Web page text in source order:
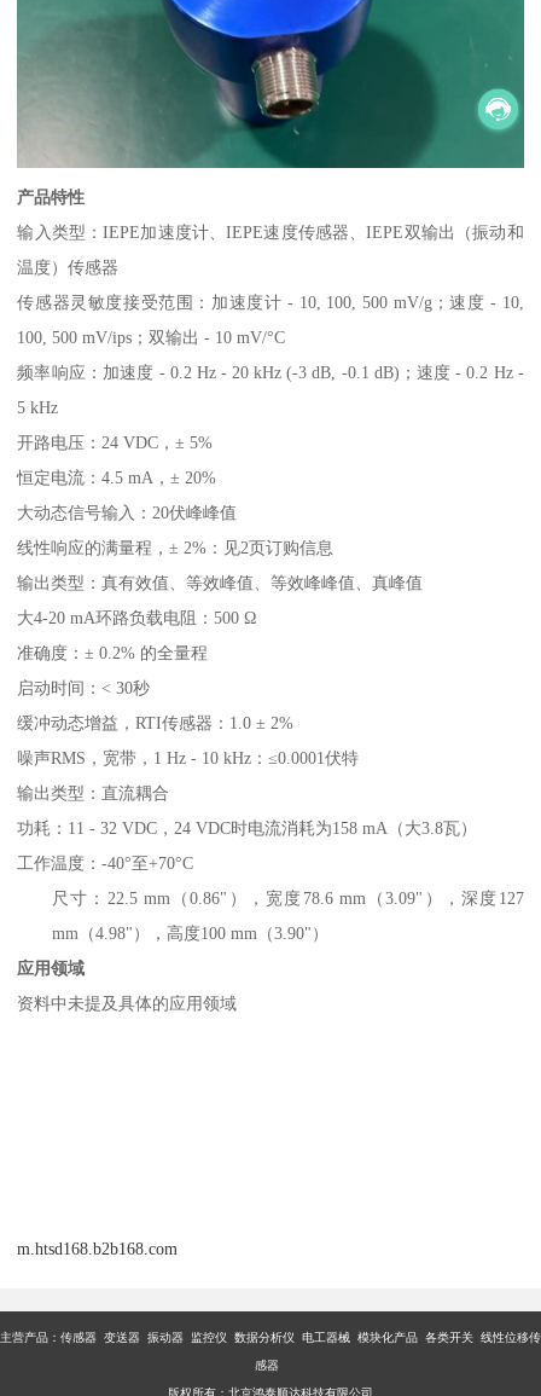
产品特性
输入类型：IEPE加速度计、IEPE速度传感器、IEPE双输出（振动和
温度）传感器
传感器灵敏度接受范围：加速度计 - 10, 100, 500 mV/g；速度 - 10,
100, 500 mV/ips；双输出 - 10 mV/°C
频率响应：加速度 - 0.2 Hz - 20 kHz (-3 dB, -0.1 dB)；速度 - 0.2 Hz -
5 kHz
开路电压：24 VDC，± 5%
恒定电流：4.5 mA，± 20%
大动态信号输入：20伏峰峰值
线性响应的满量程，± 2%：见2页订购信息
输出类型：真有效值、等效峰值、等效峰峰值、真峰值
大4-20 mA环路负载电阻：500 Ω
准确度：± 0.2% 的全量程
启动时间：< 30秒
缓冲动态增益，RTI传感器：1.0 ± 2%
噪声RMS，宽带，1 Hz - 10 kHz：≤0.0001伏特
输出类型：直流耦合
功耗：11 - 32 VDC，24 VDC时电流消耗为158 mA（大3.8瓦）
工作温度：-40°至+70°C
尺寸：22.5 mm（0.86"），宽度78.6 mm（3.09"），深度127
mm（4.98"），高度100 mm（3.90"）
应用领域
资料中未提及具体的应用领域
m.htsd168.b2b168.com
主营产品：传感器 变送器 振动器 监控仪 数据分析仪 电工器械 模块化产品 各类开关 线性位移传
感器
版权所有：北京鸿泰顺达科技有限公司